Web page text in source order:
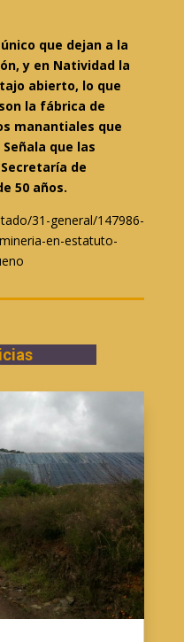
que dejan a la
y en Natividad la
abierto, lo que
la fábrica de
manantiales que
que las
de
50 años.
31-general/147986-
en-estatuto-